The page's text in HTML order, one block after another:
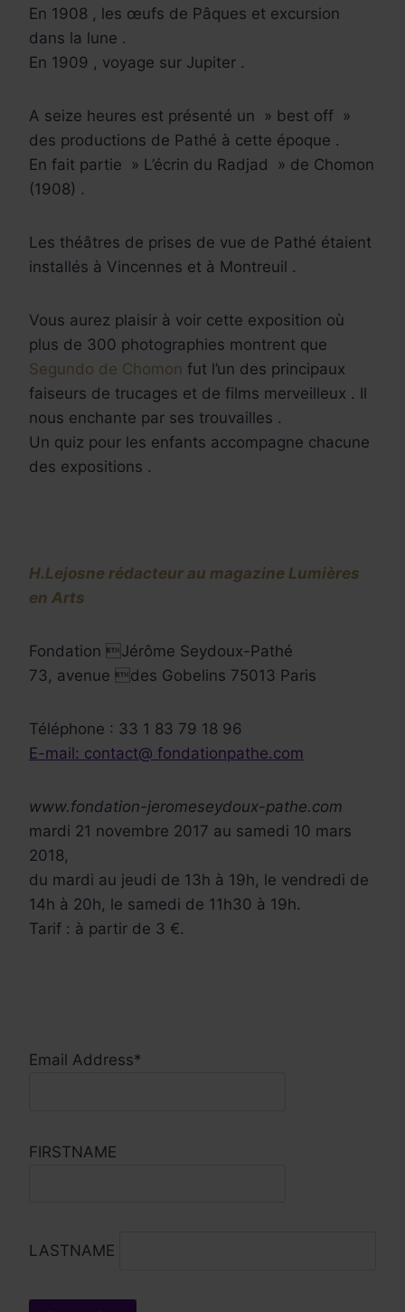
En 1908 , les œufs de Pâques et excursion
dans la lune .
En 1909 , voyage sur Jupiter .
A seize heures est présenté un » best off »
des productions de Pathé à cette époque .
En fait partie » L’écrin du Radjad » de Chomon
(1908) .
Les théâtres de prises de vue de Pathé étaient
installés à Vincennes et à Montreuil .
Vous aurez plaisir à voir cette exposition où
plus de 300 photographies montrent que
Segundo de Chomon fut l’un des principaux
faiseurs de trucages et de films merveilleux . Il
nous enchante par ses trouvailles .
Un quiz pour les enfants accompagne chacune
des expositions .
H.Lejosne rédacteur au magazine Lumières
en Arts
Fondation Jérôme Seydoux-Pathé
73, avenue des Gobelins 75013 Paris
Téléphone : 33 1 83 79 18 96
E-mail: contact@ fondationpathe.com
www.fondation-jeromeseydoux-pathe.com
mardi 21 novembre 2017 au samedi 10 mars
2018,
du mardi au jeudi de 13h à 19h, le vendredi de
14h à 20h, le samedi de 11h30 à 19h.
Tarif : à partir de 3 €.
Email Address*
FIRSTNAME
LASTNAME